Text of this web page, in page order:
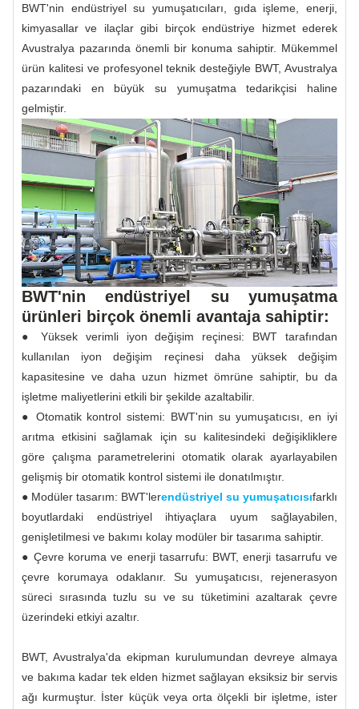
BWT'nin endüstriyel su yumuşatıcıları, gıda işleme, enerji,
kimyasallar ve ilaçlar gibi birçok endüstriye hizmet ederek
Avustralya pazarında önemli bir konuma sahiptir. Mükemmel
ürün kalitesi ve profesyonel teknik desteğiyle BWT, Avustralya
pazarındaki en büyük su yumuşatma tedarikçisi haline
gelmiştir.
BWT'nin endüstriyel su yumuşatma
ürünleri birçok önemli avantaja sahiptir:
● Yüksek verimli iyon değişim reçinesi: BWT tarafından
kullanılan iyon değişim reçinesi daha yüksek değişim
kapasitesine ve daha uzun hizmet ömrüne sahiptir, bu da
işletme maliyetlerini etkili bir şekilde azaltabilir.
● Otomatik kontrol sistemi: BWT'nin su yumuşatıcısı, en iyi
arıtma etkisini sağlamak için su kalitesindeki değişikliklere
göre çalışma parametrelerini otomatik olarak ayarlayabilen
gelişmiş bir otomatik kontrol sistemi ile donatılmıştır.
● Modüler tasarım: BWT'lerendüstriyel su yumuşatıcısıfarklı
boyutlardaki endüstriyel ihtiyaçlara uyum sağlayabilen,
genişletilmesi ve bakımı kolay modüler bir tasarıma sahiptir.
● Çevre koruma ve enerji tasarrufu: BWT, enerji tasarrufu ve
çevre korumaya odaklanır. Su yumuşatıcısı, rejenerasyon
süreci sırasında tuzlu su ve su tüketimini azaltarak çevre
üzerindeki etkiyi azaltır.
BWT, Avustralya'da ekipman kurulumundan devreye almaya
ve bakıma kadar tek elden hizmet sağlayan eksiksiz bir servis
ağı kurmuştur. İster küçük veya orta ölçekli bir işletme, ister